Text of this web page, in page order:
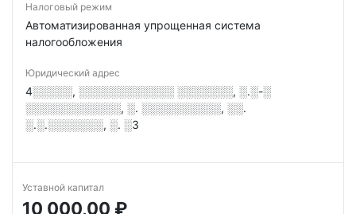
Налоговый режим
Автоматизированная упрощенная система
налогообложения
Юридический адрес
4░░░░░, ░░░░░░░░░░░░ ░░░░░░░, ░.░-░
░░░░░░░░░░░░, ░. ░░░░░░░░░░, ░░.
░.░.░░░░░░░, ░. ░3
Уставной капитал
10 000,00 ₽